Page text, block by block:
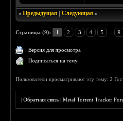
«Предыдущая |Следующая »
Страницы (9): 1 2 3 4 5 9
Версия для просмотра
Подписаться на тему
Пользователи просматривают эту тему: 2
|Обратная связь |Metal Torrent Tracker